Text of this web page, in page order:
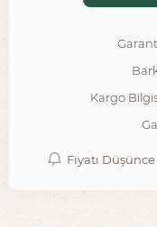
Kargo
Fiyatı